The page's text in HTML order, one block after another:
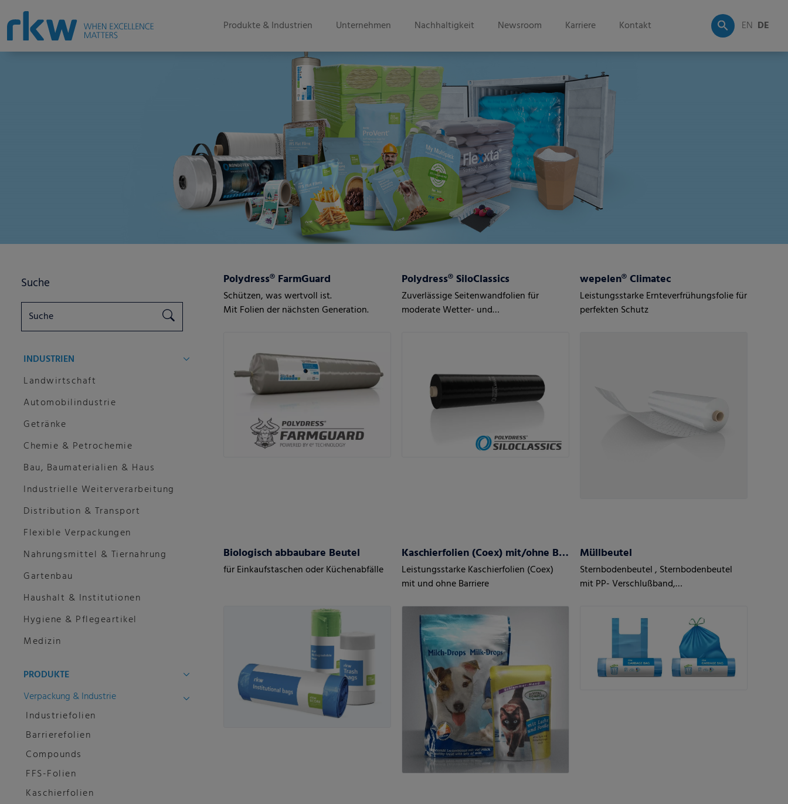
Produkte & Industrien Unternehmen Nachhaltigkeit Newsroom Karriere Kontakt EN DE
Polydress® FarmGuard
Schützen, was wertvoll ist.
Mit Folien der nächsten Generation.
Polydress® SiloClassics
Zuverlässige Seitenwandfolien für
moderate Wetter- und
wepelen® Climatec
Leistungsstarke Ernteverfrühungsfolie für
perfekten Schutz
Biologisch abbaubare Beutel
für Einkaufstaschen oder Küchenabfälle
Kaschierfolien (Coex) mit/ohne Barriere
Leistungsstarke Kaschierfolien (Coex)
mit und ohne Barriere
Müllbeutel
Sternbodenbeutel , Sternbodenbeutel
mit PP- Verschlußband,
Suche
INDUSTRIEN
Landwirtschaft
Automobilindustrie
Getränke
Chemie & Petrochemie
Bau, Baumaterialien & Haus
Industrielle Weiterverarbeitung
Distribution & Transport
Flexible Verpackungen
Nahrungsmittel & Tiernahrung
Gartenbau
Haushalt & Institutionen
Hygiene & Pflegeartikel
Medizin
PRODUKTE
Verpackung & Industrie
Industriefolien
Barrierefolien
Compounds
FFS-Folien
Kaschierfolien